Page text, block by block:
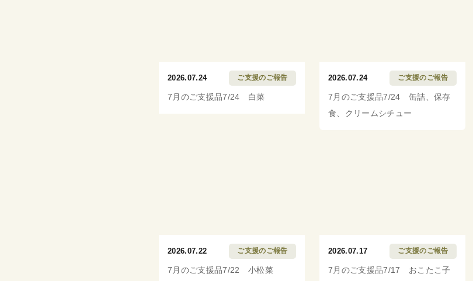
2026.07.24 ご支援のご報告
7月のご支援品7/24 白菜
2026.07.24 ご支援のご報告
7月のご支援品7/24 缶詰、保存
食、クリームシチュー
2026.07.22 ご支援のご報告
7月のご支援品7/22 小松菜
2026.07.17 ご支援のご報告
7月のご支援品7/17 おこたこ子